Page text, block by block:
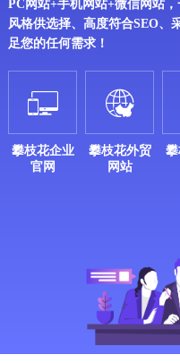
PC网站+手机网站+微信网站
风格供选择、高度符合SEO、
足您的任何需求！

攀枝花企业
官网

攀枝花外贸
网站